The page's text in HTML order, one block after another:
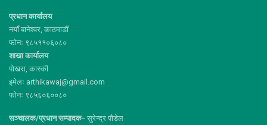
प्रधान कार्यालय
नयाँ बानेश्वर, काठमाडौं
फोनः ९८५११०६०८०
शाखा कार्यालय
पोखरा, कास्की
इमेलः arthikawaj@gmail.com
फोनः ९८५६०६००८०
सञ्चालक/प्रधान सम्पादक- सुरेन्द्र पौडेल